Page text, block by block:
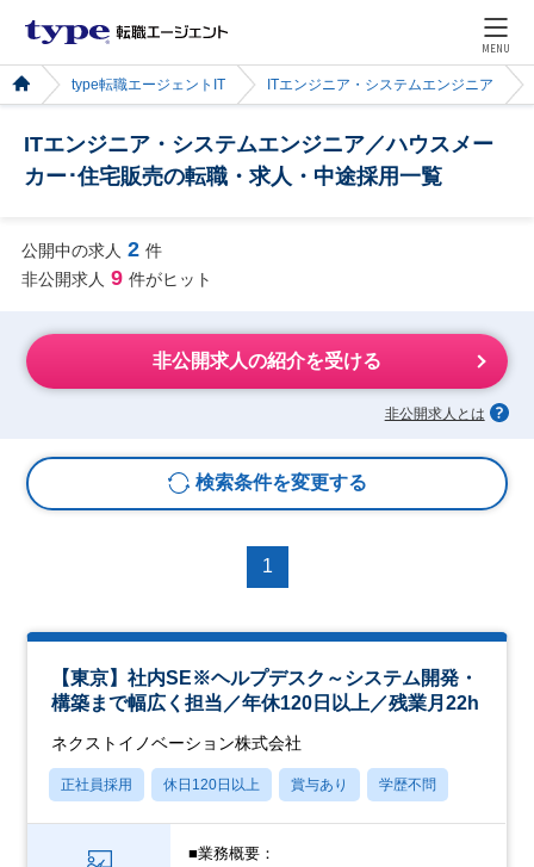
MENU
type転職エージェントIT ITエンジニア・システムエンジニア
ITエンジニア・システムエンジニア／ハウスメー
カー･住宅販売の転職・求人・中途採用一覧
公開中の求人 2 件
非公開求人 9 件がヒット
非公開求人の紹介を受ける
非公開求人とは
検索条件を変更する
1
【東京】社内SE※ヘルプデスク～システム開発・
構築まで幅広く担当／年休120日以上／残業月22h
ネクストイノベーション株式会社
正社員採用 休日120日以上 賞与あり 学歴不問
■業務概要：